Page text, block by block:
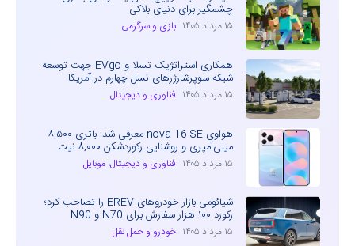
چشمگیر برای دنیای بلاکی
۱۵ مرداد ۱۴۰۵ بازی و سرگرمی
همکاری استراتژیک تسلا و EVgo جهت توسعه
شبکه سوپرشارژرهای نسل چهارم در آمریکا
۱۵ مرداد ۱۴۰۵ فناوری و دیجیتال
هواوی nova 16 SE معرفی شد: باتری ۸,۵۰۰
میلی‌آمپری و روشنایی رکوردشکن ۸,۰۰۰ نیت
۱۵ مرداد ۱۴۰۵ فناوری و دیجیتال، موبایل
شیائومی بازار خودروهای EREV را تصاحب کرد؛
رکورد ۱۰۰ هزار سفارش برای N70 و N90
۱۵ مرداد ۱۴۰۵ خودرو و حمل نقل